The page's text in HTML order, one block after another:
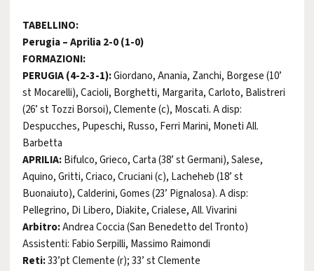
TABELLINO:
Perugia – Aprilia 2-0 (1-0)
FORMAZIONI:
PERUGIA (4-2-3-1):Giordano, Anania, Zanchi, Borgese (10’
st Mocarelli), Cacioli, Borghetti, Margarita, Carloto, Balistreri
(26’ st Tozzi Borsoi), Clemente (c), Moscati. A disp:
Despucches, Pupeschi, Russo, Ferri Marini, Moneti All.
Barbetta
APRILIA:Bifulco, Grieco, Carta (38’ st Germani), Salese,
Aquino, Gritti, Criaco, Cruciani (c), Lacheheb (18’ st
Buonaiuto), Calderini, Gomes (23’ Pignalosa). A disp:
Pellegrino, Di Libero, Diakite, Crialese, All. Vivarini
Arbitro:Andrea Coccia (San Benedetto del Tronto)
Assistenti: Fabio Serpilli, Massimo Raimondi
Reti:33’pt Clemente (r); 33’ st Clemente